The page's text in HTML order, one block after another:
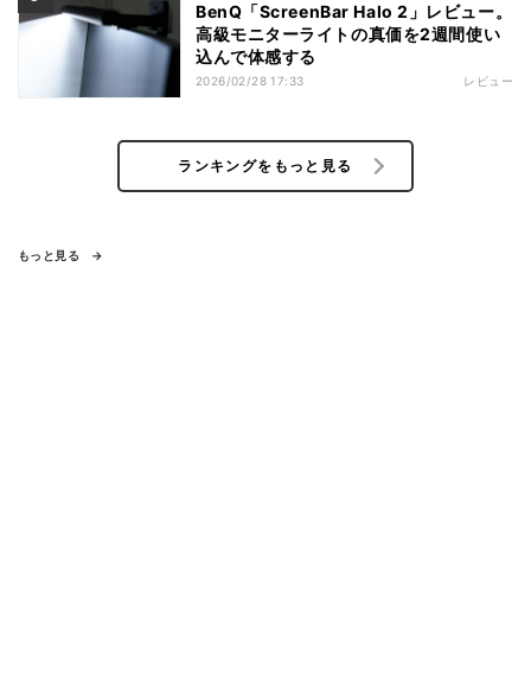
BenQ「ScreenBar Halo 2」レビュー。
高級モニターライトの真価を2週間使い
込んで体感する
2026/02/28 17:33 レビュー
ランキングをもっと見る
もっと見る